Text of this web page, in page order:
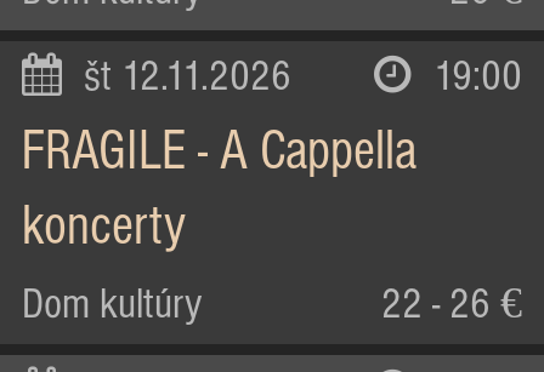
št 12.11.2026 19:00
FRAGILE - A Cappella
koncerty
Dom kultúry 22 - 26 €